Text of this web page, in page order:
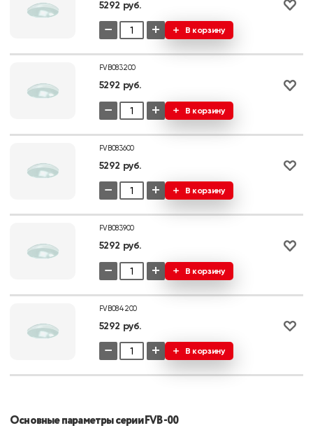
5292 руб.
− + В корзину
FVB083200
5292 руб.
− + В корзину
FVB083600
5292 руб.
− + В корзину
FVB083900
5292 руб.
− + В корзину
FVB084200
5292 руб.
− + В корзину
Основные параметры серии FVB-00